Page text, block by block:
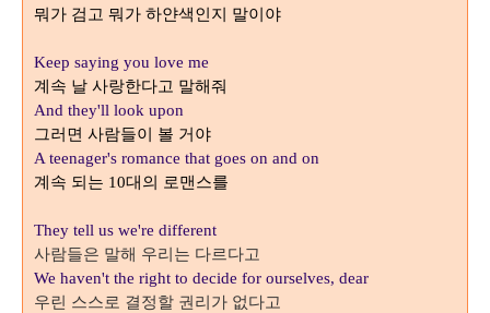
뭐가 검고 뭐가 하얀색인지 말이야
Keep saying you love me
계속 날 사랑한다고 말해줘
And they'll look upon
그러면 사람들이 볼 거야
A teenager's romance that goes on and on
계속 되는 10대의 로맨스를
They tell us we're different
사람들은 말해 우리는 다르다고
We haven't the right to decide for ourselves, dear
우린 스스로 결정할 권리가 없다고